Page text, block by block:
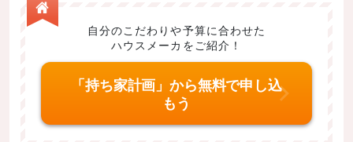
自分のこだわりや予算に合わせた
ハウスメーカをご紹介！
「持ち家計画」から無料で申し込
もう